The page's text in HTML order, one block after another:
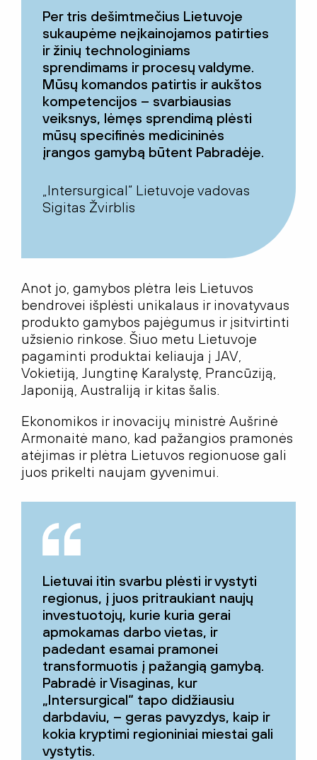
Per tris dešimtmečius Lietuvoje
sukaupėme neįkainojamos patirties
ir žinių technologiniams
sprendimams ir procesų valdyme.
Mūsų komandos patirtis ir aukštos
kompetencijos – svarbiausias
veiksnys, lėmęs sprendimą plėsti
mūsų specifinės medicininės
įrangos gamybą būtent Pabradėje.
„Intersurgical“ Lietuvoje vadovas
Sigitas Žvirblis
Anot jo, gamybos plėtra leis Lietuvos
bendrovei išplėsti unikalaus ir inovatyvaus
produkto gamybos pajėgumus ir įsitvirtinti
užsienio rinkose. Šiuo metu Lietuvoje
pagaminti produktai keliauja į JAV,
Vokietiją, Jungtinę Karalystę, Prancūziją,
Japoniją, Australiją ir kitas šalis.
Ekonomikos ir inovacijų ministrė Aušrinė
Armonaitė mano, kad pažangios pramonės
atėjimas ir plėtra Lietuvos regionuose gali
juos prikelti naujam gyvenimui.
Lietuvai itin svarbu plėsti ir vystyti
regionus, į juos pritraukiant naujų
investuotojų, kurie kuria gerai
apmokamas darbo vietas, ir
padedant esamai pramonei
transformuotis į pažangią gamybą.
Pabradė ir Visaginas, kur
„Intersurgical“ tapo didžiausiu
darbdaviu, – geras pavyzdys, kaip ir
kokia kryptimi regioniniai miestai gali
vystytis.